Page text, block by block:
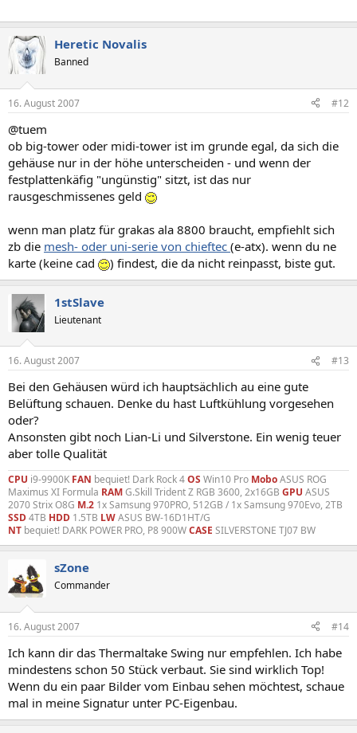
Heretic Novalis
Banned
16. August 2007 #12
@tuem
ob big-tower oder midi-tower ist im grunde egal, da sich die
gehäuse nur in der höhe unterscheiden - und wenn der
festplattenkäfig "ungünstig" sitzt, ist das nur
rausgeschmissenes geld
wenn man platz für grakas ala 8800 braucht, empfiehlt sich
zb die mesh- oder uni-serie von chieftec (e-atx). wenn du ne
karte (keine cad
) findest, die da nicht reinpasst, biste gut.
1stSlave
Lieutenant
16. August 2007 #13
Bei den Gehäusen würd ich hauptsächlich au eine gute
Belüftung schauen. Denke du hast Luftkühlung vorgesehen
oder?
Ansonsten gibt noch Lian-Li und Silverstone. Ein wenig teuer
aber tolle Qualität
CPU i9-9900K FAN bequiet! Dark Rock 4OS Win10 Pro MoboASUS ROG
Maximus XI Formula RAMG.Skill Trident Z RGB 3600, 2x16GB GPU ASUS
2070 Strix O8G M.2 1x Samsung 970PRO, 512GB / 1x Samsung 970Evo, 2TB
SSD4TB HDD 1.5TB LWASUS BW-16D1HT/G
NT bequiet! DARK POWER PRO, P8 900WCASE SILVERSTONE TJ07 BW
sZone
Commander
16. August 2007 #14
Ich kann dir das Thermaltake Swing nur empfehlen. Ich habe
mindestens schon 50 Stück verbaut. Sie sind wirklich Top!
Wenn du ein paar Bilder vom Einbau sehen möchtest, schaue
mal in meine Signatur unter PC-Eigenbau.